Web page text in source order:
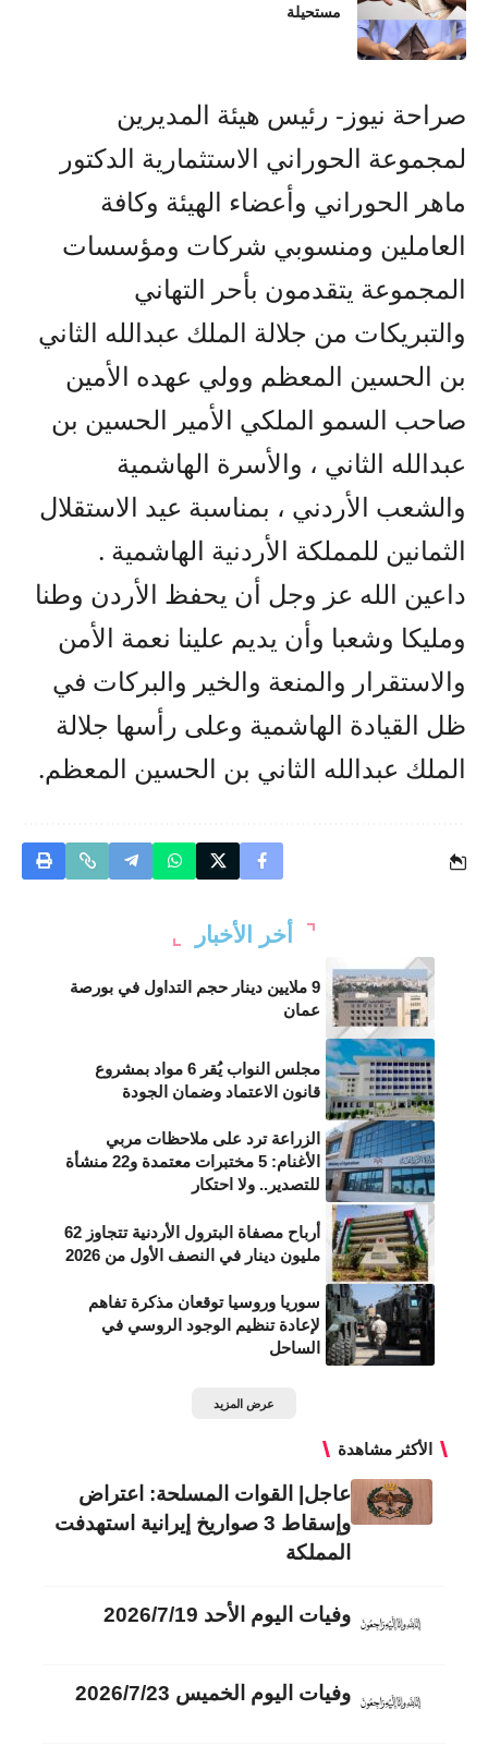
مستحيلة
صراحة نيوز- رئيس هيئة المديرين
لمجموعة الحوراني الاستثمارية الدكتور
ماهر الحوراني وأعضاء الهيئة وكافة
العاملين ومنسوبي شركات ومؤسسات
المجموعة يتقدمون بأحر التهاني
والتبريكات من جلالة الملك عبدالله الثاني
بن الحسين المعظم وولي عهده الأمين
صاحب السمو الملكي الأمير الحسين بن
عبدالله الثاني ، والأسرة الهاشمية
والشعب الأردني ، بمناسبة عيد الاستقلال
الثمانين للمملكة الأردنية الهاشمية .
داعين الله عز وجل أن يحفظ الأردن وطنا
ومليكا وشعبا وأن يديم علينا نعمة الأمن
والاستقرار والمنعة والخير والبركات في
ظل القيادة الهاشمية وعلى رأسها جلالة
الملك عبدالله الثاني بن الحسين المعظم.
أخر الأخبار
9 ملايين دينار حجم التداول في بورصة
عمان
مجلس النواب يُقر 6 مواد بمشروع
قانون الاعتماد وضمان الجودة
الزراعة ترد على ملاحظات مربي
الأغنام: 5 مختبرات معتمدة و22 منشأة
للتصدير.. ولا احتكار
أرباح مصفاة البترول الأردنية تتجاوز 62
مليون دينار في النصف الأول من 2026
سوريا وروسيا توقعان مذكرة تفاهم
لإعادة تنظيم الوجود الروسي في
الساحل
عرض المزيد
الأكثر مشاهدة
عاجل| القوات المسلحة: اعتراض
وإسقاط 3 صواريخ إيرانية استهدفت
المملكة
وفيات اليوم الأحد 2026/7/19
وفيات اليوم الخميس 2026/7/23